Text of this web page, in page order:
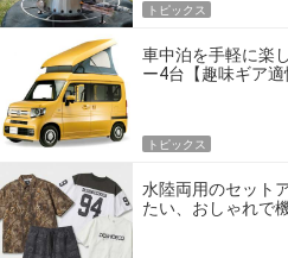
トピックス
車中泊を手軽に楽
ー4台【趣味ギア適
トピックス
水陸両用のセット
たい、おしゃれで